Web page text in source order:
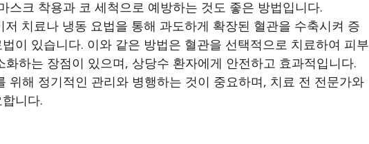
스크 착용과 코 세척으로 예방하는 것도 좋은 방법입니다.
저 치료나 냉동 요법을 통해 과도하게 확장된 혈관을 수축시켜 증
이 있습니다. 이와 같은 방법은 혈관을 선택적으로 치료하여 피부
화하는 장점이 있으며, 상당수 환자에게 안전하고 효과적입니다.
위해 정기적인 관리와 병행하는 것이 중요하며, 치료 전 전문가와
니다.